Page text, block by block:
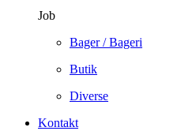
Job
Bager / Bageri
Butik
Diverse
Kontakt